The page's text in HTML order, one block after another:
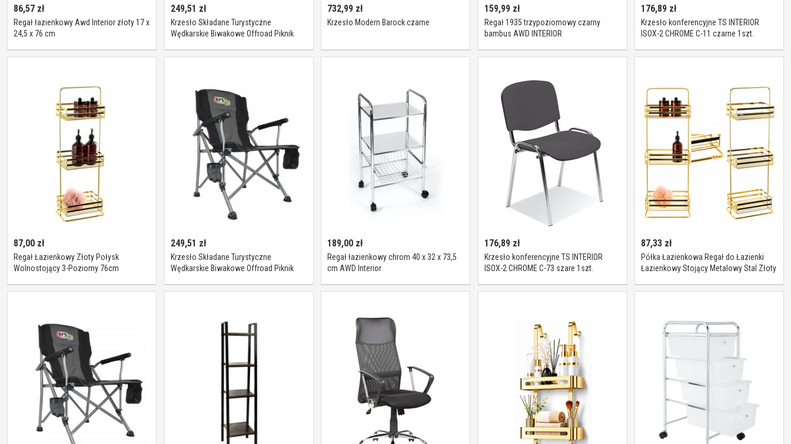
86,57 zł
Regał łazienkowy Awd Interior złoty 17 x
24,5 x 76 cm
249,51 zł
Krzesło Składane Turystyczne
Wędkarskie Biwakowe Offroad Piknik
732,99 zł
Krzesło Modern Barock czarne
159,99zł
Regał 1935 trzypoziomowy czarny
bambus AWD INTERIOR
176,89 zł
Krzesło konferencyjne TS INTERIOR
ISOX-2 CHROME C-11 czarne 1szt.
87,00 zł
Regał Łazienkowy Złoty Połysk
Wolnostojący 3-Poziomy 76cm
249,51 zł
Krzesło Składane Turystyczne
Wędkarskie Biwakowe Offroad Piknik
189,00 zł
Regał łazienkowy chrom 40 x 32 x 73,5
cm AWD Interior
176,89zł
Krzesło konferencyjne TS INTERIOR
ISOX-2 CHROME C-73 szare 1szt.
87,33 zł
Półka Łazienkowa Regał do Łazienki
Łazienkowy Stojący Metalowy Stal Złoty